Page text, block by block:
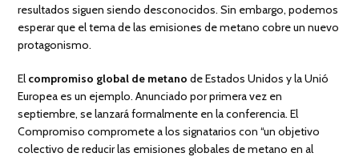
resultados siguen siendo desconocidos. Sin embargo, podemos
esperar que el tema de las emisiones de metano cobre un nuevo
protagonismo.
El compromiso global de metano de Estados Unidos y la Unió
Europea es un ejemplo. Anunciado por primera vez en
septiembre, se lanzará formalmente en la conferencia. El
Compromiso compromete a los signatarios con “un objetivo
colectivo de reducir las emisiones globales de metano en al